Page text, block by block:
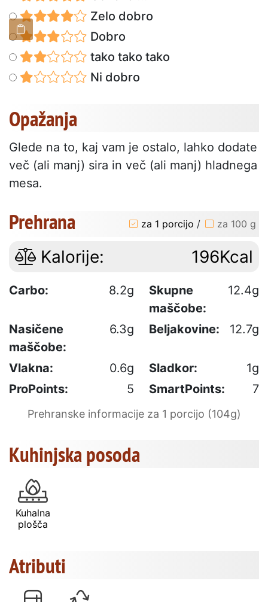
Zelo dobro
Dobro
tako tako tako
Ni dobro
Opažanja
Glede na to, kaj vam je ostalo, lahko dodate
več (ali manj) sira in več (ali manj) hladnega
mesa.
Prehrana za 1 porcijo / za 100 g
Kalorije: 196Kcal
Carbo: 8.2g
Skupne
maščobe:
12.4g
Nasičene
maščobe:
6.3g Beljakovine: 12.7g
Vlakna: 0.6g Sladkor:
1g
ProPoints:
5 SmartPoints: 7
Prehranske informacije za 1 porcijo (104g)
Kuhinjska posoda
Kuhalna
plošča
Atributi